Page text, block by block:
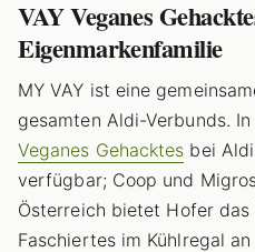
VAY Veganes
Eigenmarkenfamilie
MY VAY ist eine
gesamten Aldi-Verbunds.
Veganes Gehacktes bei
verfügbar; Coop und
Österreich bietet Hofer das
Faschiertes im Kühlregal